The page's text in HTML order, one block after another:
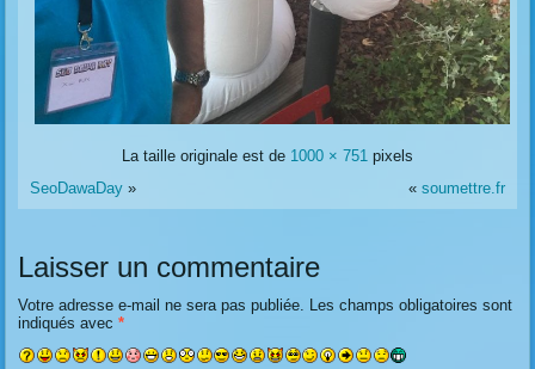
La taille originale est de 1000 × 751 pixels
SeoDawaDay » « soumettre.fr
Laisser un commentaire
Votre adresse e-mail ne sera pas publiée.
Les champs obligatoires sont
indiqués avec*